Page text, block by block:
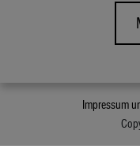
Impressum